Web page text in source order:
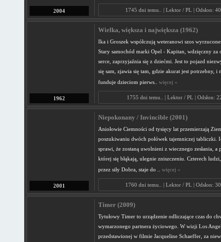
2004 1745 dni temu.. | Lektor / PL | Odsłon:
1962
Wielka, większa i największa (1962)
Ika i Groszek współczują weteranowi szos
Stary samochód marki Opel - Kapitan, wdzięczny za
serce, zaprzyjaźnia się z dziećmi. Jest to pojazd
się sam, zjawia się tam, gdzie akurat jest potrzebny, i
funduje dzieciom pierws.. więcej »
1755 dni temu.. | Lektor / PL | Odsłon:
2001
Niepokonany / Invincible (2001)
Aniołowie Ciemności od tysięcy lat przemierzają
poszukiwaniu dwóch połówek tajemniczej tabliczki.
sprawi, że zostaną uwolnieni z wiecznego zesłania, a
której się błąkają, ulegnie zniszczeniu. Czterech
przez siły Dobra, staje do .. więcej »
1760 dni temu.. | Lektor / PL | Odsłon:
Timer (2009)
Tytułowy Timer to urządzenie odliczające czas do
wymarzonego partnera życiowego. W wizji Los
przedstawionej w filmie Jacqueline Schaeffer, za